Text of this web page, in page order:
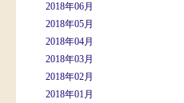
2018年06月
2018年05月
2018年04月
2018年03月
2018年02月
2018年01月